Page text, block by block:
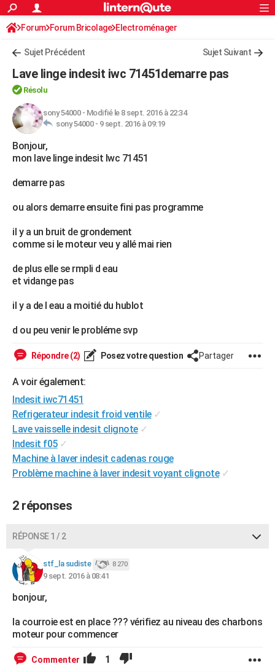
ACTUALITÉS
Politique
Société
Faits Divers
Education
Monde
Villes
+
Programme TV
TNTStreaming
Cinéma
Sorties cinéma
Musique
+FINANCE
Retraite
Impôts
Epargne
Immobilier
Risques naturels par ville
Banque
Assurance
Crédit
AUTO
Essais
Réserver un essai
Citadines
Berlines
SUV
Forum auto
Mobiles
Meilleur smartphone
Internet
Ordinateurs
Jeux vidéo
Guide high-tech
+BRICOLAGE
Forum
Aménagement intérieur
Extérieur
Cuisine
Salle de bains
Jardinage
Rangement
WEEK-END
Guides de France
Escapades
Patrimoine
Expositions
Musées
Week-end nature
+
Art de vivre
Bien-être
Loisirs
Mode
Modes de vie
SANTE
VOYAGE
Destinations
City break
Voyage nature
Voyage de noces
Forum
Climat
+
CARTE DE VOEUX
Carte de Noël
Carte Bonne année
Carte Saint-Valentin
Carte Pâques
Carte d'anniversaire
DICTIONNAIRE
Dictionnaire
Biographies
Citations
Expressions
Proverbes
PROGRAMME TV
COPAINS D'AVANT
S'inscrire
Se connecter
Lycées
Collèges
Primaires
Universités
Entreprises
Service militaire
Avis de recherche
AVIS DE DÉCÈS
Bricolage
Lifestyle
Culture
Sport
Auto
Television
Voyage
Cinema
S'inscrire
Connexion
Forum Forum Bricolage Electroménager
Sujet Précédent Sujet Suivant
Lave linge indesit iwc 71451demarre pas
Résolu
sony 54000- Modifié le 8 sept. 2016 à 22:34
sony 54000 - 9 sept. 2016 à 09:19
Bonjour,
mon lave linge indesit Iwc 71451
demarre pas
ou alors demarre ensuite fini pas programme
il y a un bruit de grondement
comme si le moteur veu y allé mai rien
de plus elle se rmpli d eau
et vidange pas
il y a de l eau a moitié du hublot
d ou peu venir le probléme svp
Répondre (2) Posez votre question Partager
A voir également:
Indesit iwc71451
Refrigerateur indesit froid ventile ✓
Lave vaisselle indesit clignote ✓
Indesit f05 ✓
Machine à laver indesit cadenas rouge
Problème machine à laver indesit voyant clignote ✓
2 réponses
RÉPONSE 1 / 2
stf_la sudiste 8 270
9 sept. 2016 à 08:41
bonjour,
la courroie est en place ??? vérifiez au niveau des charbons
moteur pour commencer
Commenter 1